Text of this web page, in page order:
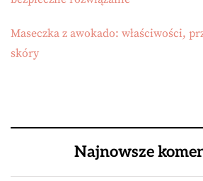
Maseczka z awokado: właściwości,
skóry
Najnowsze